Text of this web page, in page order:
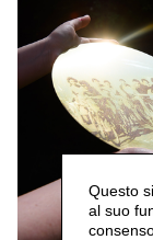
Questo
al suo